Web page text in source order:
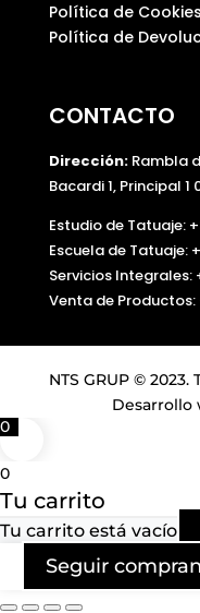
Política de Cookies
Política de
CONTACTO
Dirección:Rambla
Bacardi 1, Principal
Estudio de Tatuaje:
Escuela de Tatuaje:
Servicios Integrales:
Venta de Productos:
NTS GRUP ©
Desarrollo
0
0
Tu carrito
Tu carrito está vacío
Seguir